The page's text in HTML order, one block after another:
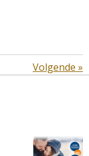
Volgende »